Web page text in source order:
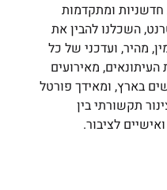
ומתקדמות
השכלנו להבין את
מהיר, ועדכני של כל
מאירועים
בארץ, ומאידך פורטל
תקשורתי בין
לציבור.